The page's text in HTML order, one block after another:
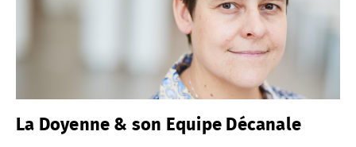
La Doyenne & son Equipe Décanale